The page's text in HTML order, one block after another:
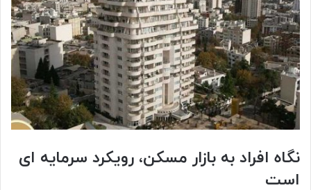
نگاه افراد به بازار مسکن، رویکرد سرمایه ای
است